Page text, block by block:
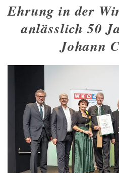
Ehrung in der
anlässlich 50
Johann